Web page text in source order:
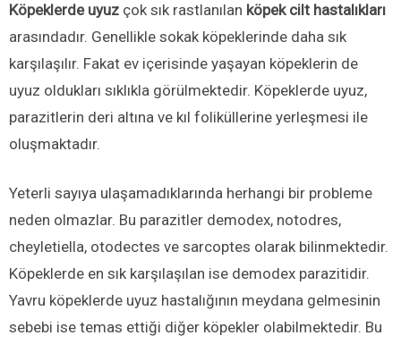
Köpeklerde uyuz çok sık rastlanılan köpek cilt hastalıkları
arasındadır. Genellikle sokak köpeklerinde daha sık
karşılaşılır. Fakat ev içerisinde yaşayan köpeklerin de
uyuz oldukları sıklıkla görülmektedir. Köpeklerde uyuz,
parazitlerin deri altına ve kıl foliküllerine yerleşmesi ile
oluşmaktadır.
Yeterli sayıya ulaşamadıklarında herhangi bir probleme
neden olmazlar. Bu parazitler demodex, notodres,
cheyletiella, otodectes ve sarcoptes olarak bilinmektedir.
Köpeklerde en sık karşılaşılan ise demodex parazitidir.
Yavru köpeklerde uyuz hastalığının meydana gelmesinin
sebebi ise temas ettiği diğer köpekler olabilmektedir. Bu